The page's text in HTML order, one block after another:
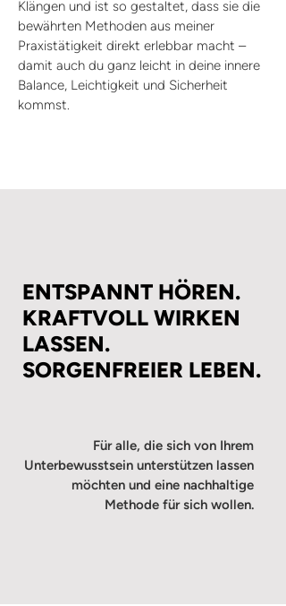
Klängen und ist so gestaltet, dass sie die
bewährten Methoden aus meiner
Praxistätigkeit direkt erlebbar macht –
damit auch du ganz leicht in deine innere
Balance, Leichtigkeit und Sicherheit
kommst.
ENTSPANNT HÖREN.
KRAFTVOLL WIRKEN
LASSEN.
SORGENFREIER LEBEN.
Für alle, die sich von Ihrem
Unterbewusstsein unterstützen lassen
möchten und eine nachhaltige
Methode für sich wollen.